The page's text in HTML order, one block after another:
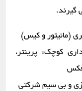
گیرند.
(مانیتور و کیس)
کوچک: پرینتر،
فکس
و بی سیم شرکتی